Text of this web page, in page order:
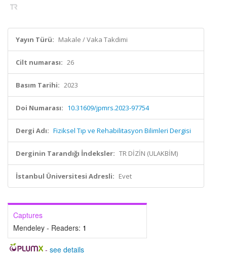
Yayın Türü: Makale / Vaka Takdimi
Cilt numarası: 26
Basım Tarihi: 2023
Doi Numarası: 10.31609/jpmrs.2023-97754
Dergi Adı: Fiziksel Tıp ve Rehabilitasyon Bilimleri Dergisi
Derginin Tarandığı İndeksler: TR DİZİN (ULAKBİM)
İstanbul Üniversitesi Adresli: Evet
Captures
Mendeley - Readers: 1
- see details